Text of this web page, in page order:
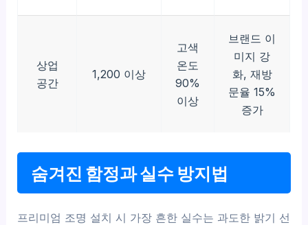
상업
공간
1,200 이상
고색
온도
90%
이상
브랜드 이
미지 강
화, 재방
문율 15%
증가
숨겨진 함정과 실수 방지법
프리미엄 조명 설치 시 가장 흔한 실수는 과도한 밝기 선